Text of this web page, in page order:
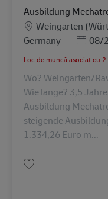
Ausbildung
Locație
Weingarten
Germany
Posted
08/
Loc de muncă asociat cu
Wo? Weingarten/
Wie lange? 3,5
Ausbildung
steigende
1.334,26 Euro m...